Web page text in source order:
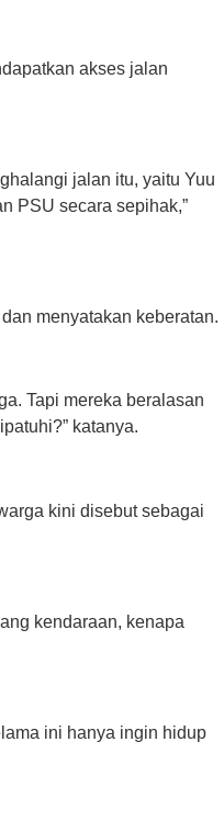
akses jalan
jalan itu, yaitu Yuu
PSU secara sepihak,”
menyatakan keberatan.
Tapi mereka beralasan
katanya.
kini disebut sebagai
kendaraan, kenapa
ini hanya ingin hidup